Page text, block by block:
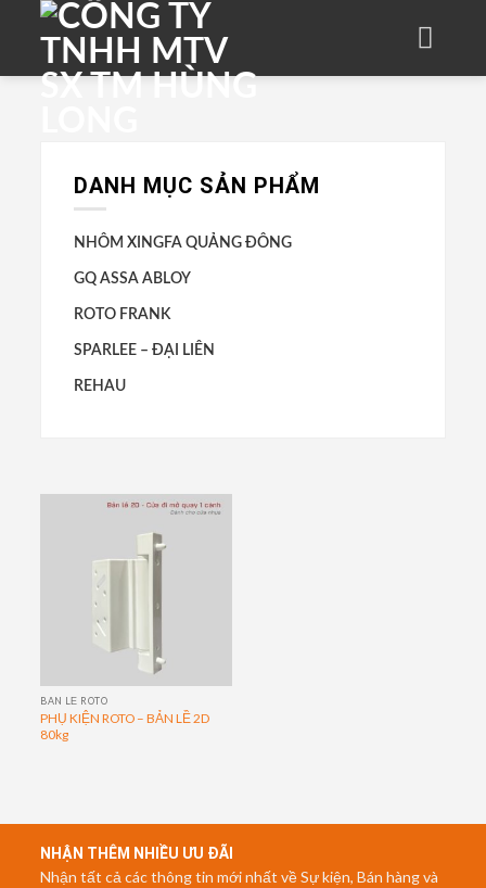
content
DANH MỤC SẢN PHẨM
NHÔM XINGFA QUẢNG ĐÔNG
GQ ASSA ABLOY
ROTO FRANK
SPARLEE – ĐẠI LIÊN
REHAU
BẢN LỀ ROTO
PHỤ KIỆN ROTO – BẢN LỀ 2D
80kg
NHẬN THÊM NHIỀU ƯU ĐÃI
Nhận tất cả các thông tin mới nhất về Sự kiện, Bán hàng và